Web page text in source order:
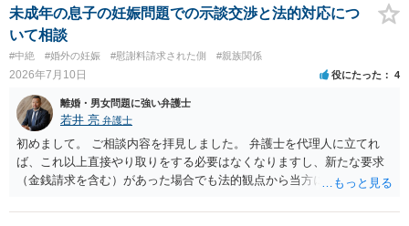
かは別として一度ご自身も個別に弁護士に相談をされたほうが良いで
しょう。
未成年の息子の妊娠問題での示談交渉と法的対応につ
いて相談
#中絶 #婚外の妊娠 #慰謝料請求された側 #親族関係
2026年7月10日 役にたった 4
離婚・男女問題に強い弁護士
若井 亮 弁護士
初めまして。 ご相談内容を拝見しました。 弁護士を代理人に立てれ
ば、これ以上直接やり取りをする必要はなくなりますし、新たな要求
（金銭請求を含む）があった場合でも法的観点から当方に支払うべき
いのであれば、基本的にはご自身で対応していくことになります。 こ